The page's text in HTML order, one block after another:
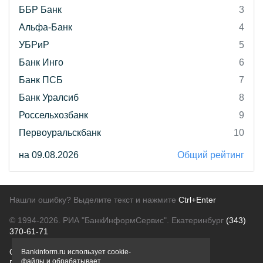
ББР Банк
3
Альфа-Банк
4
УБРиР
5
Банк Инго
6
Банк ПСБ
7
Банк Уралсиб
8
Россельхозбанк
9
Первоуральскбанк
10
на 09.08.2026 Общий рейтинг
Нашли ошибку? Выделите текст и нажмите Ctrl+Enter
© 1994-2026. РИА "БанкИнформСервис". Екатеринбург (343)
370-61-71
О проектеПолитика конфиденциальности
Bankinform.ru использует cookie-
файлы и обрабатывает